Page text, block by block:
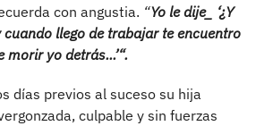
con angustia. “Yo le dije_ ‘¿Y
llego de trabajar te encuentro
yo detrás...’“.
días previos al suceso su hija
culpable y sin fuerzas